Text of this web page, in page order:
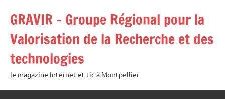
contenu
GRAVIR – Groupe Régional pour la
Valorisation de la Recherche et des
technologies
le magazine Internet et tic à Montpellier